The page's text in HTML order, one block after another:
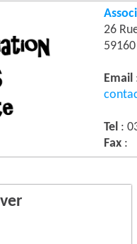
26
Email
Tel :
Fax :